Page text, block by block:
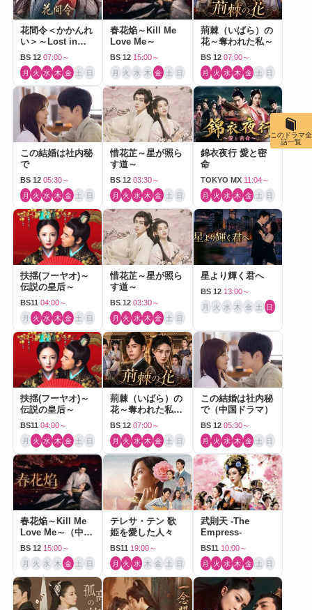
花間令＜かかんれ
い＞～Lost in
Love～
BS 12 07:00～
月 火 水 木 金 土 日
春花焔～Kill Me
Love Me～
BS 12 15:00～
月 火 水 木 金 土 日
荊棘（いばら）の
花～奪われた私～
BS 12 07:00～
月 火 水 木 金 土 日
この結婚は社内秘
で
BS 12 05:30～
月 火 水 木 金 土 日
惜花芷～星が照ら
す道～
BS 12 03:30～
月 火 水 木 金 土 日
錦衣夜行 愛と密
命
TOKYO MX 11:04～
月 火 水 木 金 土 日
扶揺(フーヤオ)～
伝説の皇后～
BS11 04:00～
月 火 水 木 金 土 日
惜花芷～星が照ら
す道～
BS 12 03:30～
月 火 水 木 金 土 日
星より輝く君へ
BS 12 13:00～
月 火 水 木 金 土 日
扶揺(フーヤオ)～
伝説の皇后～
BS11 04:00～
月 火 水 木 金 土 日
荊棘（いばら）の
花～奪われた私～
（中国ドラマ）
BS 12 07:00～
月 火 水 木 金 土 日
この結婚は社内秘
で（中国ドラマ）
BS 12 05:30～
月 火 水 木 金 土 日
春花焔～Kill Me
Love Me～（中国
ドラマ）
BS 12 15:00～
月 火 水 木 金 土 日
テレサ・テン 歌
姫を愛した人々
BS11 19:00～
月 火 水 木 金 土 日
武則天 -The
Empress-
BS11 10:00～
月 火 水 木 金 土 日
このドラマ全
話一覧